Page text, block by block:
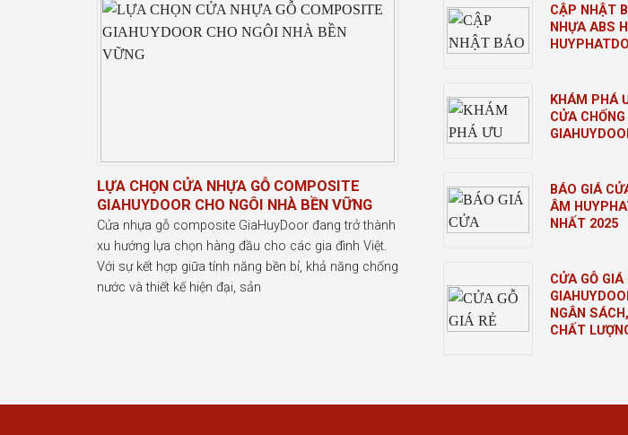
LỰA CHỌN CỬA NHỰA GỖ COMPOSITE
GIAHUYDOOR CHO NGÔI NHÀ BỀN VỮNG
Cửa nhựa gỗ composite GiaHuyDoor đang trở thành
xu hướng lựa chọn hàng đầu cho các gia đình Việt.
Với sự kết hợp giữa tính năng bền bỉ, khả năng chống
nước và thiết kế hiện đại, sản
CẬP NHẬT
NHỰA ABS
KHÁM PHÁ
CỬA
BÁO GIÁ
ÂM
NHẤT 2025
CỬA GỖ GIÁ
NGÂN
CHẤT